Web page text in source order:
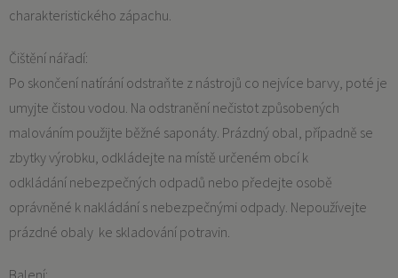
charakteristického zápachu.
Čištění nářadí:
Po skončení natírání odstraňte z nástrojů co nejvíce barvy, poté je
umyjte čistou vodou. Na odstranění nečistot způsobených
malováním použijte běžné saponáty. Prázdný obal, případně se
zbytky výrobku, odkládejte na místě určeném obcí k
odkládání nebezpečných odpadů nebo předejte osobě
oprávněné k nakládání s nebezpečnými odpady. Nepoužívejte
prázdné obaly ke skladování potravin.
Balení: